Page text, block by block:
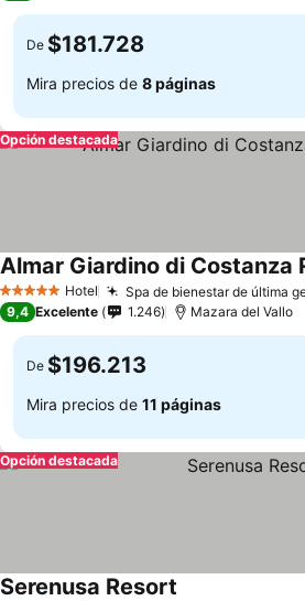
De $181.728
Mira precios de 8 páginas
Opción destacada
5 Estrellas Hotel Spa de bienestar de última
Almar Giardino di Costanza
9,4 Excelente 1.246 Mazara del Vallo
De $196.213
Mira precios de 11 páginas
Opción destacada
Serenusa Resort